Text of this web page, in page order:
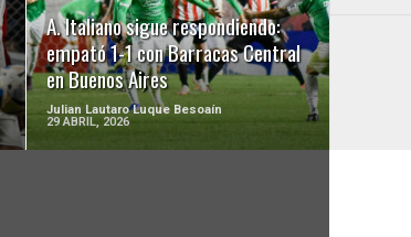
A. Italiano sigue respondiendo:
empató 1-1 con Barracas Central
en Buenos Aires
Julian Lautaro Luque Besoaín
29 ABRIL, 2026